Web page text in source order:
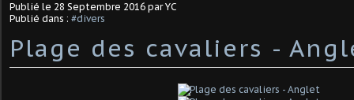
Publié le 28 Septembre 2016 par YC
Publié dans : #divers
Plage des cavaliers -